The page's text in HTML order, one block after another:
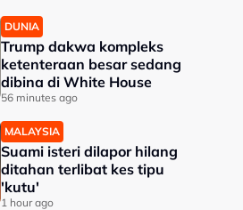
DUNIA
Trump dakwa kompleks
ketenteraan besar sedang
dibina di White House
56 minutes ago
MALAYSIA
Suami isteri dilapor hilang
ditahan terlibat kes tipu
'kutu'
1 hour ago